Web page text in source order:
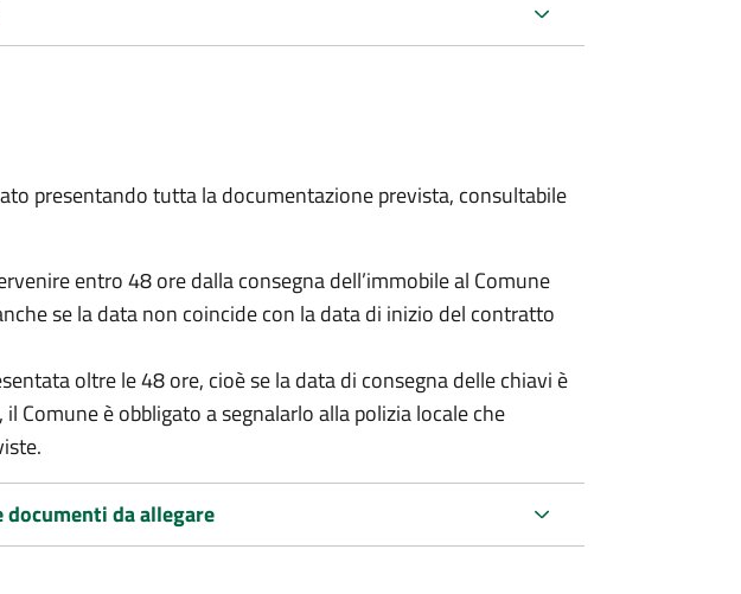
presentando tutta la documentazione prevista, consultabile
entro 48 oredalla consegna dell’immobile al Comune
se la data non coincide con la data di inizio del contratto
oltre le 48 ore, cioè se la data di consegna delle chiavi è
Comune è obbligato a segnalarlo alla polizia locale che
da allegare